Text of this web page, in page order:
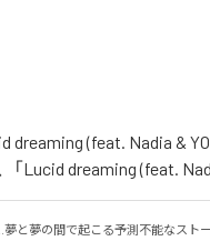
dreaming (feat. Nadia &
Lucid dreaming (feat.
夢と夢の間で起こる予測不能なスト